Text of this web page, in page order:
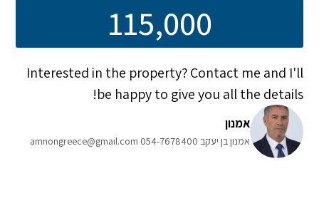
115,000
Interested in the property? Contact me and I'll
be happy to give you all the details!
אמנון
אמנון בן יעקב 054-7678400 amnongreece@gmail.com